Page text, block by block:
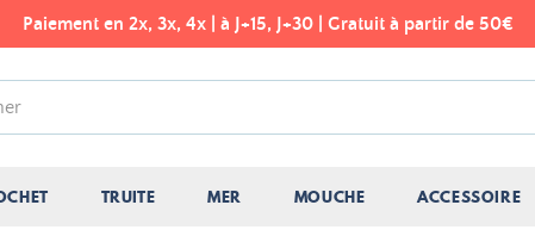
Paiement en 2x, 3x, 4x | à J+15, J+30 | Gratuit à partir de 50€
TRUITE MER MOUCHE ACCESSOIRE